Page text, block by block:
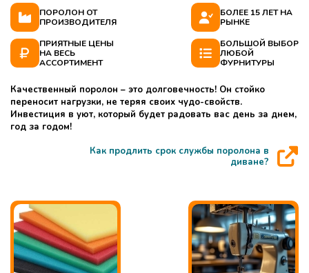
ПОРОЛОН ОТ
ПРОИЗВОДИТЕЛЯ
БОЛЕЕ 15 ЛЕТ НА
РЫНКЕ
ПРИЯТНЫЕ ЦЕНЫ
НА ВЕСЬ
АССОРТИМЕНТ
БОЛЬШОЙ ВЫБОР
ЛЮБОЙ
ФУРНИТУРЫ
Качественный поролон – это долговечность! Он стойко
переносит нагрузки, не теряя своих чудо-свойств.
Инвестиция в уют, который будет радовать вас день за днем,
год за годом!
Как продлить срок службы поролона в
диване?